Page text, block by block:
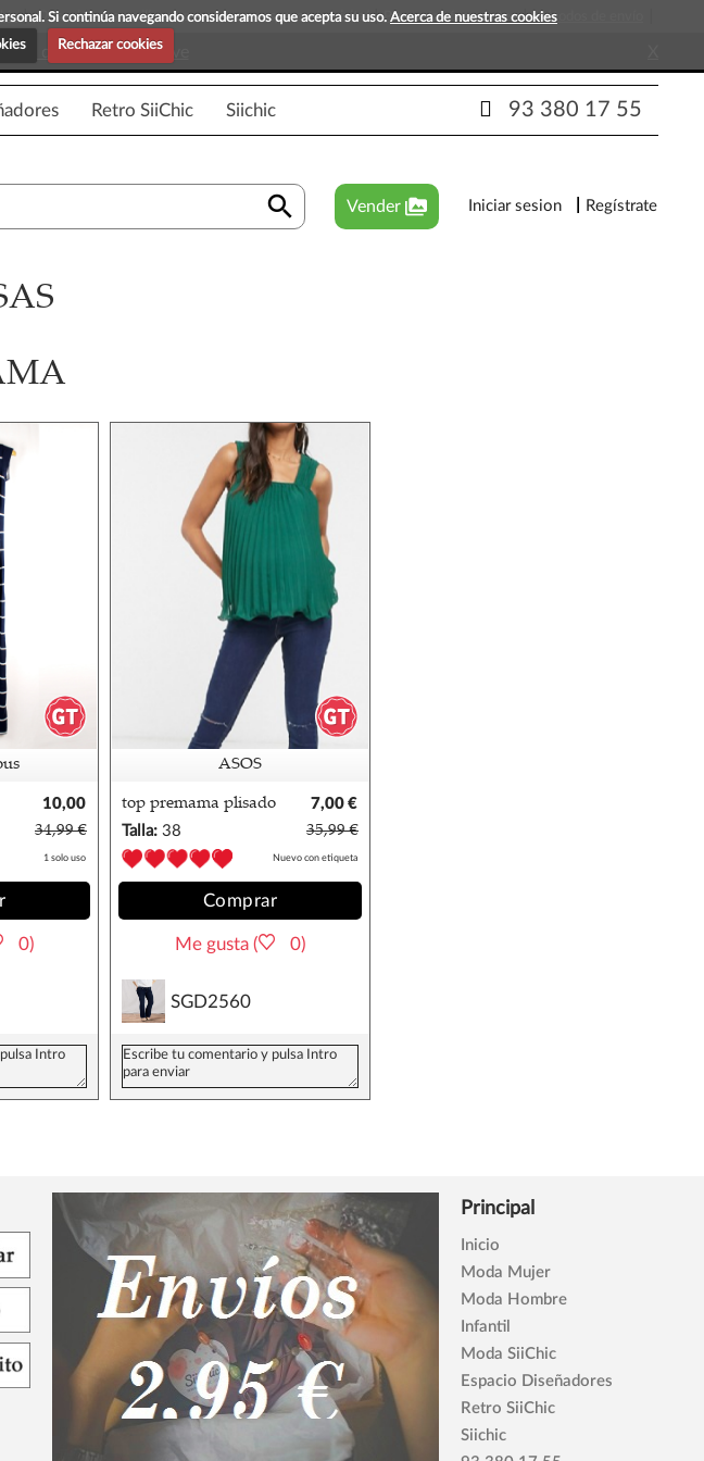
Si continúa navegando consideramos que acepta su uso. Acerca de nuestras cookies
Rechazar cookies
¡Descubre maravillosas prendas que esperan tu visita! Preguntas frecuentes Métodos de envío
disponible en breve
Retro SiiChic Siichic 93 380 17 55
search Vender perm_media Iniciar sesion Regístrate
10,00
€
34,99 €
1 solo uso
0)
ASOS
top premama plisado
asos 38
7,00 €
Talla: 38 35,99 €
Nuevo con etiqueta
Comprar
Me gusta ( 0)
SGD2560
Principal
Inicio
Moda Mujer
Moda Hombre
Infantil
Moda SiiChic
Espacio Diseñadores
Retro SiiChic
Siichic